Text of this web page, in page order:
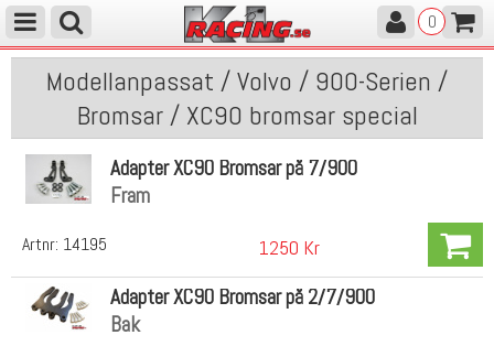
0
Modellanpassat / Volvo / 900-Serien /
Bromsar / XC90 bromsar special
Artnr: 14195
Adapter XC90 Bromsar på 7/900
Fram
1250 Kr
Adapter XC90 Bromsar på 2/7/900
Bak